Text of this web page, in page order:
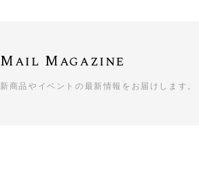
Mail Magazine
新商品やイベントの最新情報をお届けします。